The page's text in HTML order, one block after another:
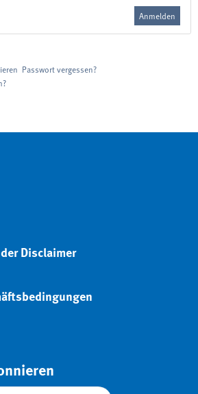
Anmelden
Passwort vergessen?
Disclaimer